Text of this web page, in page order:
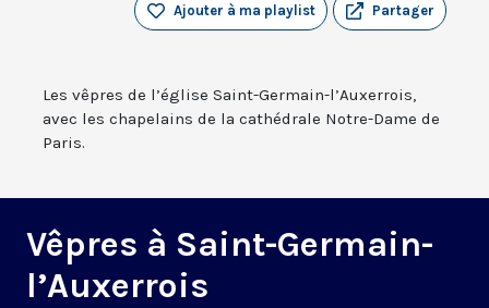
Partager
Ajouter à ma playlist
Les vêpres de l’église Saint-Germain-l’Auxerrois,
avec les chapelains de la cathédrale Notre-Dame de
Paris.
Vêpres à Saint-Germain-
l’Auxerrois